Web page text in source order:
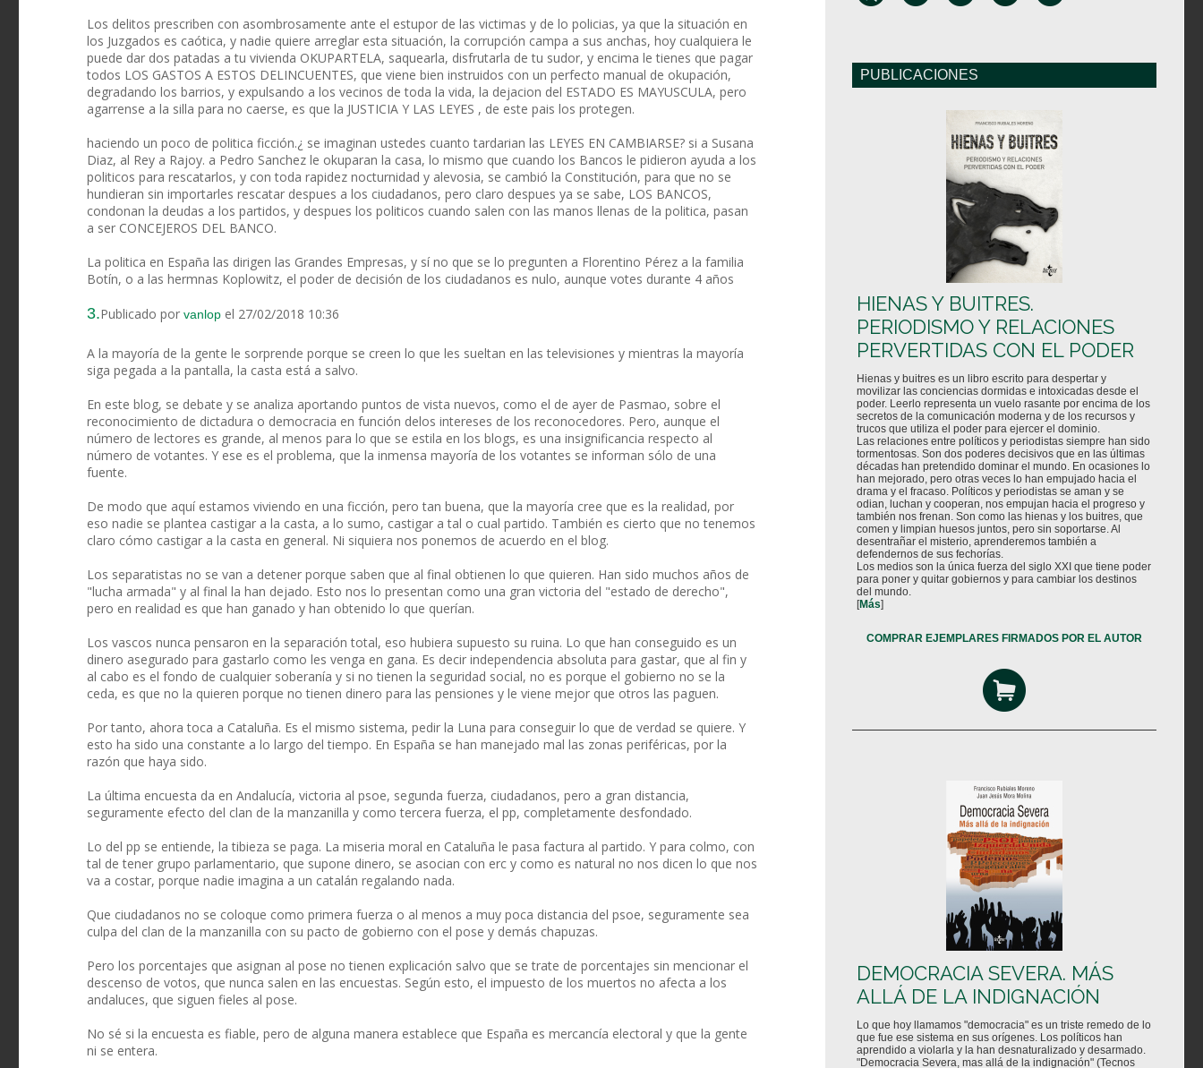
Los delitos prescriben con asombrosamente ante el estupor de las victimas y de lo policias, ya que la situación en
los Juzgados es caótica, y nadie quiere arreglar esta situación, la corrupción campa a sus anchas, hoy cualquiera le
puede dar dos patadas a tu vivienda OKUPARTELA, saquearla, disfrutarla de tu sudor, y encima le tienes que pagar
todos LOS GASTOS A ESTOS DELINCUENTES, que viene bien instruidos con un perfecto manual de okupación,
degradando los barrios, y expulsando a los vecinos de toda la vida, la dejacion del ESTADO ES MAYUSCULA, pero
agarrense a la silla para no caerse, es que la JUSTICIA Y LAS LEYES , de este pais los protegen.
haciendo un poco de politica ficción.¿ se imaginan ustedes cuanto tardarian las LEYES EN CAMBIARSE? si a Susana
Diaz, al Rey a Rajoy. a Pedro Sanchez le okuparan la casa, lo mismo que cuando los Bancos le pidieron ayuda a los
politicos para rescatarlos, y con toda rapidez nocturnidad y alevosia, se cambió la Constitución, para que no se
hundieran sin importarles rescatar despues a los ciudadanos, pero claro despues ya se sabe, LOS BANCOS,
condonan la deudas a los partidos, y despues los politicos cuando salen con las manos llenas de la politica, pasan
a ser CONCEJEROS DEL BANCO.
La politica en España las dirigen las Grandes Empresas, y sí no que se lo pregunten a Florentino Pérez a la familia
Botín, o a las hermnas Koplowitz, el poder de decisión de los ciudadanos es nulo, aunque votes durante 4 años
3.Publicado por vanlop el 27/02/2018 10:36
A la mayoría de la gente le sorprende porque se creen lo que les sueltan en las televisiones y mientras la mayoría
siga pegada a la pantalla, la casta está a salvo.
En este blog, se debate y se analiza aportando puntos de vista nuevos, como el de ayer de Pasmao, sobre el
reconocimiento de dictadura o democracia en función delos intereses de los reconocedores. Pero, aunque el
número de lectores es grande, al menos para lo que se estila en los blogs, es una insignificancia respecto al
número de votantes. Y ese es el problema, que la inmensa mayoría de los votantes se informan sólo de una
fuente.
De modo que aquí estamos viviendo en una ficción, pero tan buena, que la mayoría cree que es la realidad, por
eso nadie se plantea castigar a la casta, a lo sumo, castigar a tal o cual partido. También es cierto que no tenemos
claro cómo castigar a la casta en general. Ni siquiera nos ponemos de acuerdo en el blog.
Los separatistas no se van a detener porque saben que al final obtienen lo que quieren. Han sido muchos años de
"lucha armada" y al final la han dejado. Esto nos lo presentan como una gran victoria del "estado de derecho",
pero en realidad es que han ganado y han obtenido lo que querían.
Los vascos nunca pensaron en la separación total, eso hubiera supuesto su ruina. Lo que han conseguido es un
dinero asegurado para gastarlo como les venga en gana. Es decir independencia absoluta para gastar, que al fin y
al cabo es el fondo de cualquier soberanía y si no tienen la seguridad social, no es porque el gobierno no se la
ceda, es que no la quieren porque no tienen dinero para las pensiones y le viene mejor que otros las paguen.
Por tanto, ahora toca a Cataluña. Es el mismo sistema, pedir la Luna para conseguir lo que de verdad se quiere. Y
esto ha sido una constante a lo largo del tiempo. En España se han manejado mal las zonas periféricas, por la
razón que haya sido.
La última encuesta da en Andalucía, victoria al psoe, segunda fuerza, ciudadanos, pero a gran distancia,
seguramente efecto del clan de la manzanilla y como tercera fuerza, el pp, completamente desfondado.
Lo del pp se entiende, la tibieza se paga. La miseria moral en Cataluña le pasa factura al partido. Y para colmo, con
tal de tener grupo parlamentario, que supone dinero, se asocian con erc y como es natural no nos dicen lo que nos
va a costar, porque nadie imagina a un catalán regalando nada.
Que ciudadanos no se coloque como primera fuerza o al menos a muy poca distancia del psoe, seguramente sea
culpa del clan de la manzanilla con su pacto de gobierno con el pose y demás chapuzas.
Pero los porcentajes que asignan al pose no tienen explicación salvo que se trate de porcentajes sin mencionar el
descenso de votos, que nunca salen en las encuestas. Según esto, el impuesto de los muertos no afecta a los
andaluces, que siguen fieles al pose.
No sé si la encuesta es fiable, pero de alguna manera establece que España es mercancía electoral y que la gente
ni se entera.
PUBLICACIONES
HIENAS Y BUITRES.
PERIODISMO Y RELACIONES
PERVERTIDAS CON EL PODER
Hienas y buitres es un libro escrito para despertar y
movilizar las conciencias dormidas e intoxicadas desde el
poder. Leerlo representa un vuelo rasante por encima de los
secretos de la comunicación moderna y de los recursos y
trucos que utiliza el poder para ejercer el dominio.
Las relaciones entre políticos y periodistas siempre han sido
tormentosas. Son dos poderes decisivos que en las últimas
décadas han pretendido dominar el mundo. En ocasiones lo
han mejorado, pero otras veces lo han empujado hacia el
drama y el fracaso. Políticos y periodistas se aman y se
odian, luchan y cooperan, nos empujan hacia el progreso y
también nos frenan. Son como las hienas y los buitres, que
comen y limpian huesos juntos, pero sin soportarse. Al
desentrañar el misterio, aprenderemos también a
defendernos de sus fechorías.
Los medios son la única fuerza del siglo XXI que tiene poder
para poner y quitar gobiernos y para cambiar los destinos
del mundo.
[Más]
COMPRAR EJEMPLARES FIRMADOS POR EL AUTOR
DEMOCRACIA SEVERA. MÁS
ALLÁ DE LA INDIGNACIÓN
Lo que hoy llamamos "democracia" es un triste remedo de lo
que fue ese sistema en sus orígenes. Los políticos han
aprendido a violarla y la han desnaturalizado y desarmado.
"Democracia Severa, mas allá de la indignación" (Tecnos